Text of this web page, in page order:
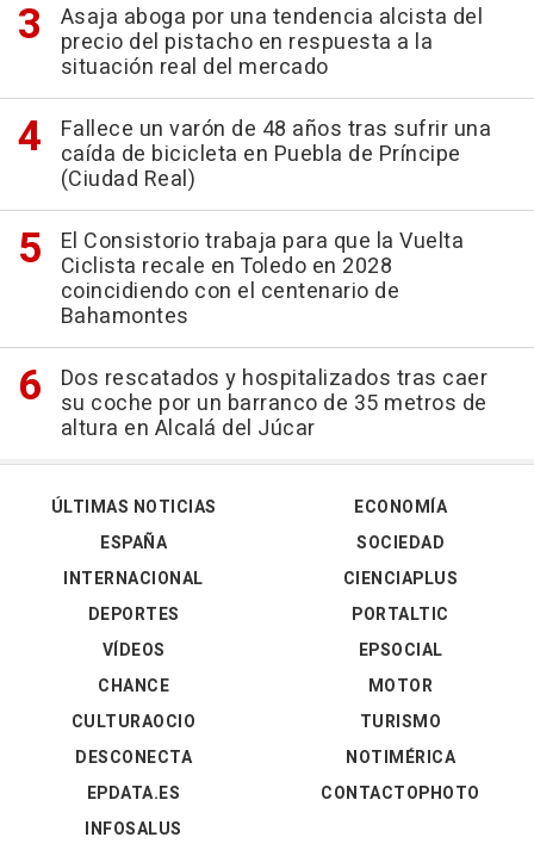
Asaja aboga por una tendencia alcista del
precio del pistacho en respuesta a la
situación real del mercado
Fallece un varón de 48 años tras sufrir una
caída de bicicleta en Puebla de Príncipe
(Ciudad Real)
El Consistorio trabaja para que la Vuelta
Ciclista recale en Toledo en 2028
coincidiendo con el centenario de
Bahamontes
Dos rescatados y hospitalizados tras caer
su coche por un barranco de 35 metros de
altura en Alcalá del Júcar
ÚLTIMAS NOTICIAS
ESPAÑA
INTERNACIONAL
DEPORTES
VÍDEOS
ECONOMÍA
SOCIEDAD
CIENCIAPLUS
PORTALTIC
EPSOCIAL
CHANCE
CULTURAOCIO
DESCONECTA
EPDATA.ES
INFOSALUS
MOTOR
TURISMO
NOTIMÉRICA
CONTACTOPHOTO